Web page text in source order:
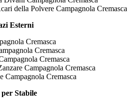
della Polvere Campagnola Cremasca
Esterni
Cremasca
Cremasca
Cremasca
Campagnola Cremasca
Campagnola Cremasca
Stabile